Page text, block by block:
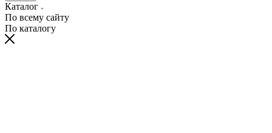
Каталог
По всему сайту
По каталогу